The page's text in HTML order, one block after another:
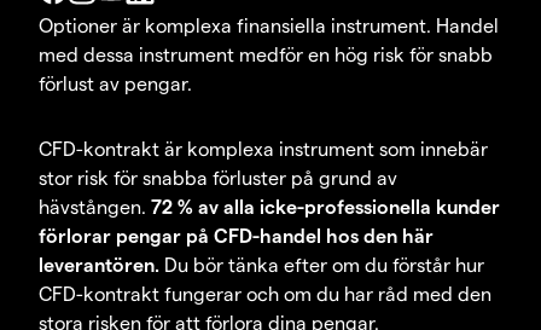
Optioner är komplexa finansiella instrument. Handel
med dessa instrument medför en hög risk för snabb
förlust av pengar.
CFD-kontrakt är komplexa instrument som innebär
stor risk för snabba förluster på grund av
hävstången. 72 % av alla icke-professionella kunder
förlorar pengar på CFD-handel hos den här
leverantören. Du bör tänka efter om du förstår hur
CFD-kontrakt fungerar och om du har råd med den
stora risken för att förlora dina pengar.